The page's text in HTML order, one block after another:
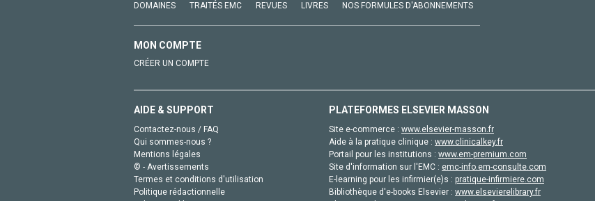
DOMAINES TRAITÉS EMC REVUES LIVRES NOS FORMULES D'ABONNEMENTS
MON COMPTE
CRÉER UN COMPTE
AIDE & SUPPORT
Contactez-nous / FAQ
Qui sommes-nous ?
Mentions légales
© - Avertissements
Termes et conditions d'utilisation
Politique rédactionnelle
PLATEFORMES ELSEVIER MASSON
Site e-commerce : www.elsevier-masson.fr
Aide à la pratique clinique : www.clinicalkey.fr
Portail pour les institutions : www.em-premium.com
Site d'information sur l'EMC : emc-info.em-consulte.com
E-learning pour les infirmier(e)s : pratique-infirmiere.com
Bibliothèque d'e-books Elsevier : www.elsevierelibrary.fr